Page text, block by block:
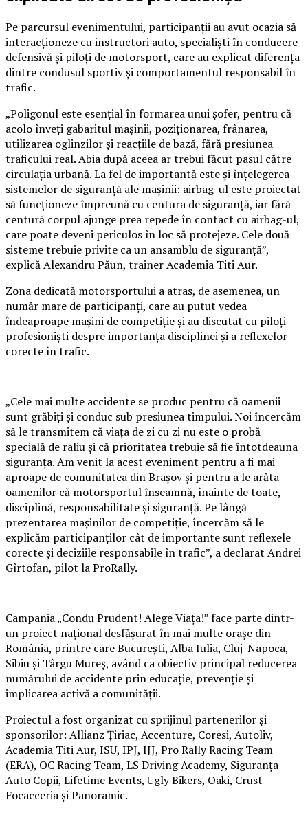
Pe parcursul evenimentului, participanții au avut ocazia să
interacționeze cu instructori auto, specialiști în conducere
defensivă și piloți de motorsport, care au explicat diferența
dintre condusul sportiv și comportamentul responsabil în
trafic.
„Poligonul este esențial în formarea unui șofer, pentru că
acolo înveți gabaritul mașinii, poziționarea, frânarea,
utilizarea oglinzilor și reacțiile de bază, fără presiunea
traficului real. Abia după aceea ar trebui făcut pasul către
circulația urbană. La fel de importantă este și înțelegerea
sistemelor de siguranță ale mașinii: airbag-ul este proiectat
să funcționeze împreună cu centura de siguranță, iar fără
centură corpul ajunge prea repede în contact cu airbag-ul,
care poate deveni periculos în loc să protejeze. Cele două
sisteme trebuie privite ca un ansamblu de siguranță”,
explică Alexandru Păun, trainer Academia Titi Aur.
Zona dedicată motorsportului a atras, de asemenea, un
număr mare de participanți, care au putut vedea
îndeaproape mașini de competiție și au discutat cu piloți
profesioniști despre importanța disciplinei și a reflexelor
corecte în trafic.
„Cele mai multe accidente se produc pentru că oamenii
sunt grăbiți și conduc sub presiunea timpului. Noi încercăm
să le transmitem că viața de zi cu zi nu este o probă
specială de raliu și că prioritatea trebuie să fie întotdeauna
siguranța. Am venit la acest eveniment pentru a fi mai
aproape de comunitatea din Brașov și pentru a le arăta
oamenilor că motorsportul înseamnă, înainte de toate,
disciplină, responsabilitate și siguranță. Pe lângă
prezentarea mașinilor de competiție, încercăm să le
explicăm participanților cât de importante sunt reflexele
corecte și deciziile responsabile în trafic”, a declarat Andrei
Gîrtofan, pilot la ProRally.
Campania „Condu Prudent! Alege Viața!” face parte dintr-
un proiect național desfășurat în mai multe orașe din
România, printre care București, Alba Iulia, Cluj-Napoca,
Sibiu și Târgu Mureș, având ca obiectiv principal reducerea
numărului de accidente prin educație, prevenție și
implicarea activă a comunității.
Proiectul a fost organizat cu sprijinul partenerilor și
sponsorilor: Allianz Țiriac, Accenture, Coresi, Autoliv,
Academia Titi Aur, ISU, IPJ, IJJ, Pro Rally Racing Team
(ERA), OC Racing Team, LS Driving Academy, Siguranța
Auto Copii, Lifetime Events, Ugly Bikers, Oaki, Crust
Focacceria și Panoramic.